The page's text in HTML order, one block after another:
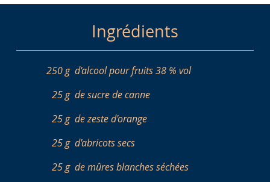
Ingrédients
250 g d'alcool pour fruits 38 % vol
25 g de sucre de canne
25 g de zeste d'orange
25 g d'abricots secs
25 g de mûres blanches séchées